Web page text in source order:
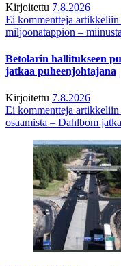
Kirjoitettu 7.8.2026
Ei kommentteja artikkeliin
miljoonatappion –
Betolarin hallitukseen
jatkaa puheenjohtajana
Kirjoitettu 7.8.2026
Ei kommentteja artikkeliin
osaamista – Dahlbom